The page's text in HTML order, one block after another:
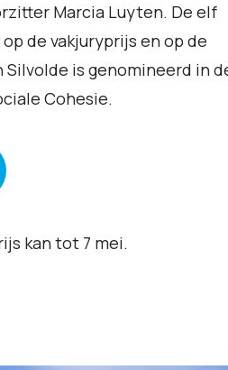
Marcia Luyten. De elf
de vakjuryprijs en op de
is genomineerd in
Cohesie.
kan tot 7 mei.